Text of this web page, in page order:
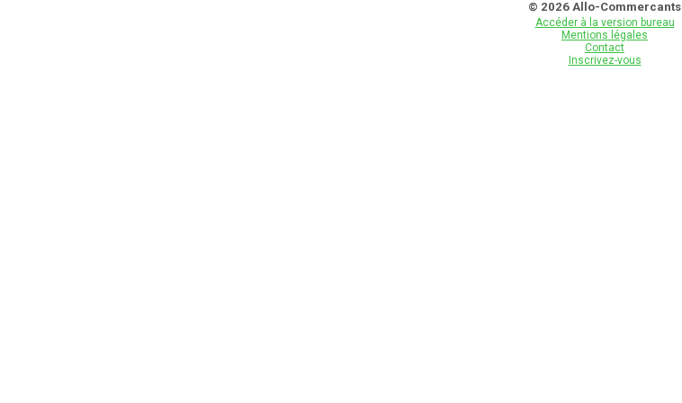
© 2026 Allo-Commercants
Accéder à la version bureau
Mentions légales
Contact
Inscrivez-vous